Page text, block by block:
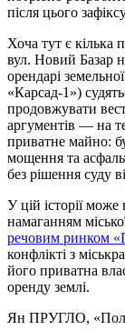
після цього
Хоча тут є кілька
вул. Новий Базар
орендарі
«Карсад-1»)
продовжувати
аргументів — на
приватне майно:
мощення та
без рішення суду
У цій історії
намаганням
речовим ринком
конфлікті з
його приватна
оренду землі.
Ян ПРУГЛО,